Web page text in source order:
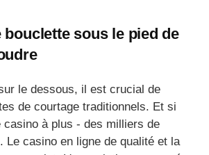
bouclette sous le pied de
le dessous, il est crucial de
de courtage traditionnels. Et si
casino à plus - des milliers de
Le casino en ligne de qualité et la